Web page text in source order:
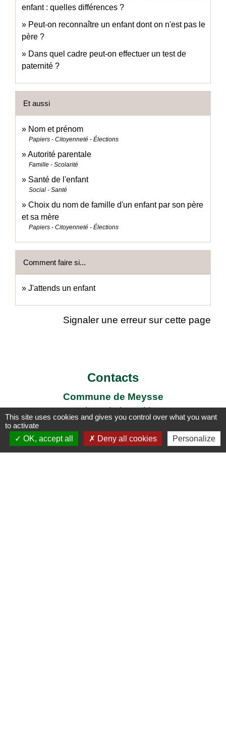
enfant : quelles différences ?
Peut-on reconnaître un enfant dont on n'est pas le
père ?
Dans quel cadre peut-on effectuer un test de
paternité ?
Et aussi
Nom et prénom
Papiers - Citoyenneté - Élections
Autorité parentale
Famille - Scolarité
Santé de l'enfant
Social - Santé
Choix du nom de famille d'un enfant par son père
et sa mère
Papiers - Citoyenneté - Élections
Comment faire si...
J'attends un enfant
Signaler une erreur sur cette page
Contacts
Commune de Meysse
7 Place de la Mairie
+33 4 75 52 96 21
This site uses cookies and gives you control over what you want
to activate
OK, accept all
Deny all cookies Personalize